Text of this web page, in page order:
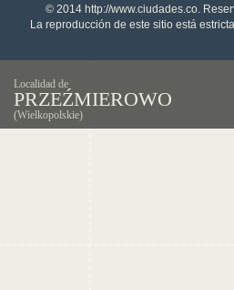
© 2014 http://www.ciudades.co.
La reproducción de este sitio está
Localidad de
PRZEŹMIEROWO
(Wielkopolskie)